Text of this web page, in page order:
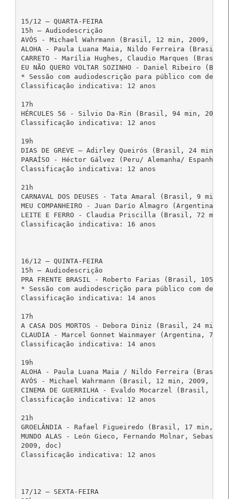
15/12 – QUARTA-FEIRA
15h – Audiodescrição
AVÓS - Michael Wahrmann (Brasil, 12 min, 2009, fic)
ALOHA - Paula Luana Maia, Nildo Ferreira (Brasil,
CARRETO - Marília Hughes, Claudio Marques
EU NÃO QUERO VOLTAR SOZINHO - Daniel Ribeiro
* Sessão com audiodescrição para público com
Classificação indicativa: 12 anos
17h
HÉRCULES 56 - Silvio Da-Rin (Brasil, 94 min, 2006,
Classificação indicativa: 12 anos
19h
DIAS DE GREVE – Adirley Queirós (Brasil, 24 min,
PARAÍSO - Héctor Gálvez (Peru/ Alemanha/
Classificação indicativa: 12 anos
21h
CARNAVAL DOS DEUSES - Tata Amaral (Brasil, 9
MEU COMPANHEIRO - Juan Darío Almagro (Argentina,
LEITE E FERRO - Claudia Priscilla (Brasil, 72 min,
Classificação indicativa: 16 anos
16/12 – QUINTA-FEIRA
15h – Audiodescrição
PRA FRENTE BRASIL - Roberto Farias (Brasil, 105
* Sessão com audiodescrição para público com
Classificação indicativa: 14 anos
17h
A CASA DOS MORTOS - Debora Diniz (Brasil, 24 min,
CLAUDIA - Marcel Gonnet Wainmayer (Argentina, 76
Classificação indicativa: 14 anos
19h
ALOHA - Paula Luana Maia / Nildo Ferreira (Brasil,
AVÓS - Michael Wahrmann (Brasil, 12 min, 2009, fic)
CINEMA DE GUERRILHA - Evaldo Mocarzel (Brasil,
Classificação indicativa: 12 anos
21h
GROELÂNDIA - Rafael Figueiredo (Brasil, 17 min,
MUNDO ALAS - León Gieco, Fernando Molnar,
2009, doc)
Classificação indicativa: 12 anos
17/12 – SEXTA-FEIRA